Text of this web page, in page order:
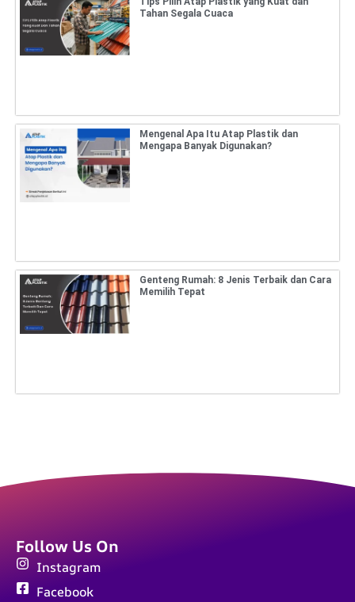
Tahan Segala Cuaca
Mengenal Apa Itu Atap Plastik dan
Mengapa Banyak Digunakan?
Genteng Rumah: 8 Jenis Terbaik dan Cara
Memilih Tepat
Follow Us On
Instagram
Facebook